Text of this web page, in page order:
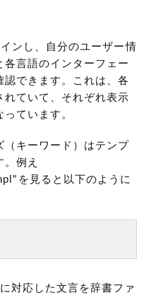
ンし、自分のユーザー情
言語のインターフェー
できます。これは、各
れていて、それぞれ表示
ています。
キーワード）はテンプ
例え
を見ると以下のように
対応した文言を辞書ファ